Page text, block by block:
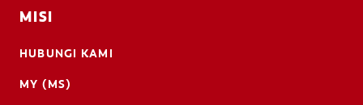
MISI
HUBUNGI KAMI
MY (MS)